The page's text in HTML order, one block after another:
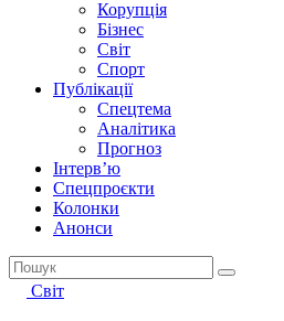
Корупція
Бізнес
Світ
Спорт
Публікації
Спецтема
Аналітика
Прогноз
Інтерв’ю
Спецпроєкти
Колонки
Анонси
Світ